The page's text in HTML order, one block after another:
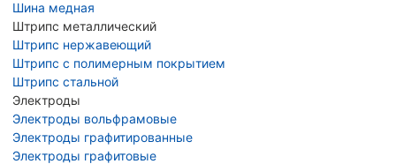
Шина медная
Штрипс металлический
Штрипс нержавеющий
Штрипс с полимерным покрытием
Штрипс стальной
Электроды
Электроды вольфрамовые
Электроды графитированные
Электроды графитовые